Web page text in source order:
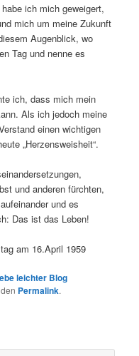
ich mich geweigert,
mich um meine Zukunft
Augenblick, wo
Tag und nenne es
ich, dass mich mein
Als ich jedoch meine
einen wichtigen
„Herzensweisheit“.
und anderen fürchten,
und es
Das ist das Leben!
am 16.April 1959
leichter Blog
Permalink.